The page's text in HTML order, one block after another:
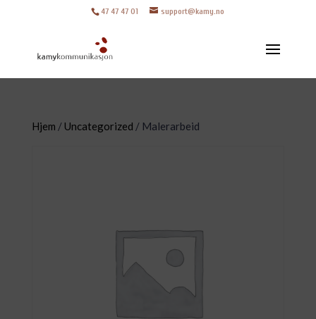
47 47 47 01 support@kamy.no
Hjem / Uncategorized / Malerarbeid